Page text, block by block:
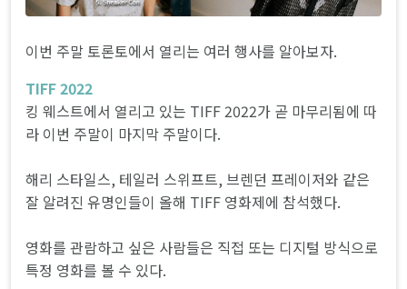
이번 주말 토론토에서 열리는 여러 행사를 알아보자.
TIFF 2022
킹 웨스트에서 열리고 있는 TIFF 2022가 곧 마무리됨에 따
라 이번 주말이 마지막 주말이다.
해리 스타일스, 테일러 스위프트, 브렌던 프레이저와 같은
잘 알려진 유명인들이 올해 TIFF 영화제에 참석했다.
영화를 관람하고 싶은 사람들은 직접 또는 디지털 방식으로
특정 영화를 볼 수 있다.